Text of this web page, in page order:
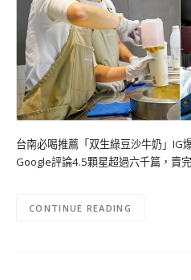
台南必喝推薦「双生綠豆沙牛奶」IG
Google評論4.5顆星超過六千篇，賣
CONTINUE READING